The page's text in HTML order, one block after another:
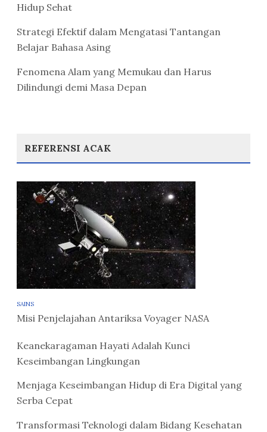
Hidup Sehat
Strategi Efektif dalam Mengatasi Tantangan
Belajar Bahasa Asing
Fenomena Alam yang Memukau dan Harus
Dilindungi demi Masa Depan
REFERENSI ACAK
SAINS
Misi Penjelajahan Antariksa Voyager NASA
Keanekaragaman Hayati Adalah Kunci
Keseimbangan Lingkungan
Menjaga Keseimbangan Hidup di Era Digital yang
Serba Cepat
Transformasi Teknologi dalam Bidang Kesehatan